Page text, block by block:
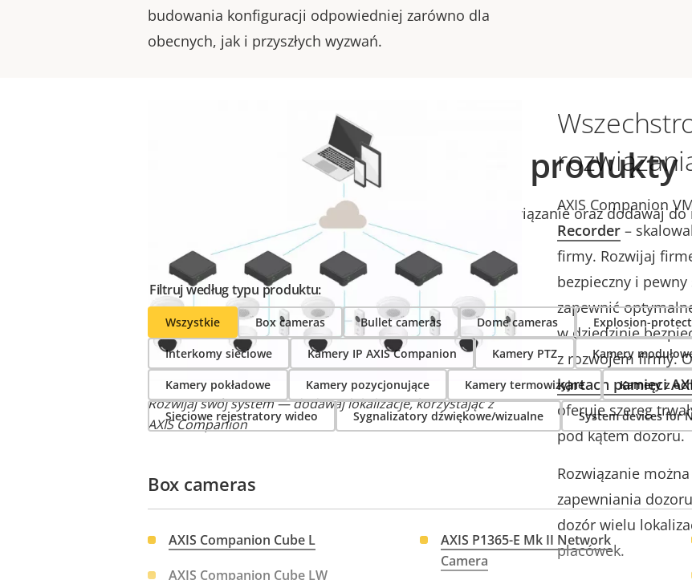
budowania konfiguracji odpowiedniej zarówno dla
obecnych, jak i przyszłych wyzwań.
Rozwijaj swój system — dodawaj lokalizacje, korzystając z
AXIS Companion
AXIS Companion
Recorder –
firmy. Rozwijaj
bezpieczny i
zapewnić
w dziedzinie
z rozwojem firmy.
kartach pamięci
oferuje szereg
pod kątem dozoru.
Rozwiązanie
zapewniania
dozór wielu
placówek.
Zgodne produkty
Personalizuj i ulepszaj swoje rozwiązanie oraz dodawaj
Filtruj według typu produktu:
Wszystkie Box cameras Bullet cameras Dome cameras Explosion-
Interkomy sieciowe Kamery IP AXIS Companion Kamery PTZ Kamery
Kamery pokładowe Kamery pozycjonujące Kamery termowizyjne Kamery z
Sieciowe rejestratory wideo Sygnalizatory dźwiękowe/wizualne System devices for
Box cameras
AXIS Companion Cube L
AXIS Companion Cube LW
AXIS P1365-E Mk II Network
Camera